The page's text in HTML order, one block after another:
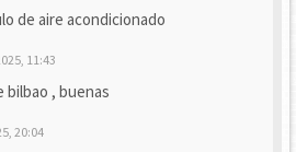
de aire acondicionado
11:43
bilbao , buenas
20:04